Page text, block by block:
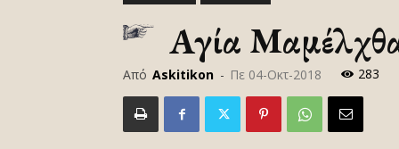
Αγία
Από Askitikon - Πε 04-Οκτ-2018 283